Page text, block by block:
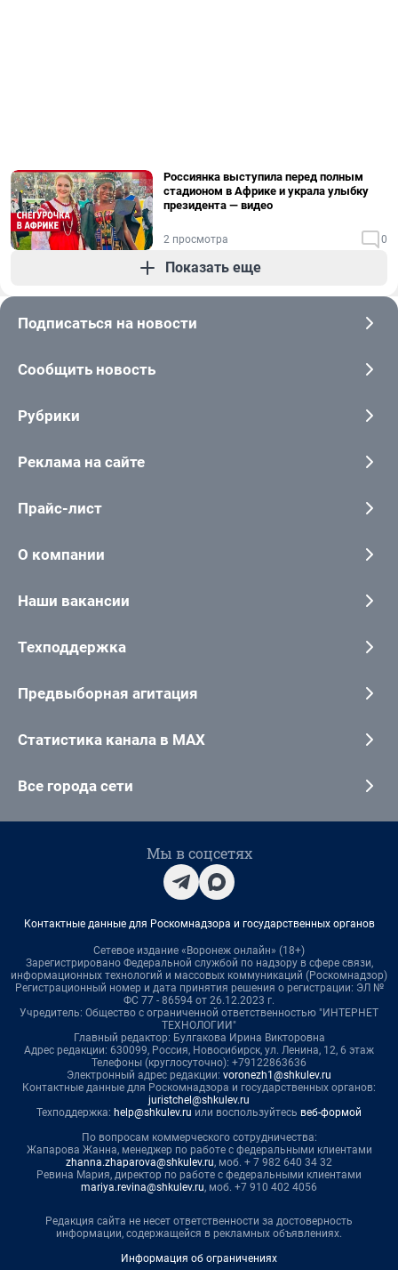
Россиянка выступила перед полным
стадионом в Африке и украла улыбку
президента — видео
2 просмотра 0
Показать еще
Подписаться на новости
Сообщить новость
Рубрики
Реклама на сайте
Прайс-лист
О компании
Наши вакансии
Техподдержка
Предвыборная агитация
Статистика канала в MAX
Все города сети
Мы в соцсетях
Контактные данные для Роскомнадзора и государственных органов
Сетевое издание «Воронеж онлайн» (18+)
Зарегистрировано Федеральной службой по надзору в сфере связи,
информационных технологий и массовых коммуникаций (Роскомнадзор)
Регистрационный номер и дата принятия решения о регистрации: ЭЛ №
ФС 77 - 86594 от 26.12.2023 г.
Учредитель: Общество с ограниченной ответственностью "ИНТЕРНЕТ
ТЕХНОЛОГИИ"
Главный редактор: Булгакова Ирина Викторовна
Адрес редакции: 630099, Россия, Новосибирск, ул. Ленина, 12, 6 этаж
Телефоны (круглосуточно): +79122863636
Электронный адрес редакции: voronezh1@shkulev.ru
Контактные данные для Роскомнадзора и государственных органов:
juristchel@shkulev.ru
Техподдержка: help@shkulev.ru или воспользуйтесь веб-формой
По вопросам коммерческого сотрудничества:
Жапарова Жанна, менеджер по работе с федеральными клиентами
zhanna.zhaparova@shkulev.ru, моб. + 7 982 640 34 32
Ревина Мария, директор по работе с федеральными клиентами
mariya.revina@shkulev.ru, моб. +7 910 402 4056
Редакция сайта не несет ответственности за достоверность
информации, содержащейся в рекламных объявлениях.
Информация об ограничениях